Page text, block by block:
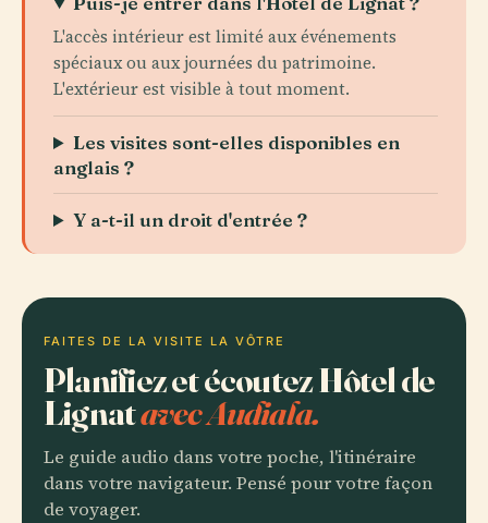
L'accès intérieur est limité aux événements
spéciaux ou aux journées du patrimoine.
L'extérieur est visible à tout moment.
Les visites sont-elles disponibles en
anglais ?
Y a-t-il un droit d'entrée ?
FAITES DE LA VISITE LA VÔTRE
Planifiez et écoutez Hôtel de
Lignatavec Audiala.
Le guide audio dans votre poche, l'itinéraire
dans votre navigateur. Pensé pour votre façon
de voyager.